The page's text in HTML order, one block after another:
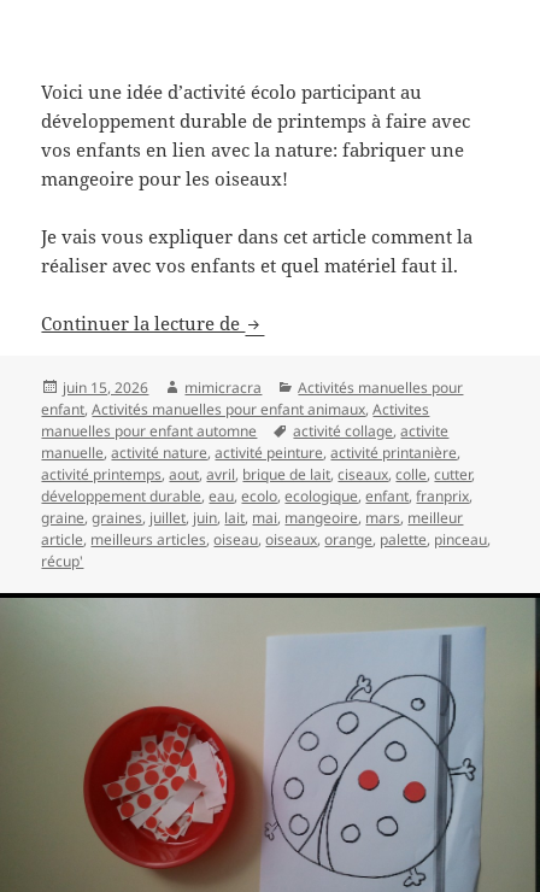
Voici une idée d’activité écolo participant au
développement durable de printemps à faire avec
vos enfants en lien avec la nature: fabriquer une
mangeoire pour les oiseaux!
Je vais vous expliquer dans cet article comment la
réaliser avec vos enfants et quel matériel faut il.
Continuer la lecture de Fabriquer une mangeoire
Publié
le
juin 15, 2026 Auteur
mimicracra Catégories
Activités manuelles pour
enfant,Activités manuelles pour enfant animaux,Activites
manuelles pour enfant automne
Mots-
clés
activité collage,activite
manuelle,activité nature,activité peinture,activité printanière,
activité printemps,aout,avril, brique de lait,ciseaux,colle,cutter,
développement durable,eau,ecolo,ecologique,enfant,franprix,
graine,graines, juillet, juin, lait, mai, mangeoire, mars, meilleur
article, meilleurs articles,oiseau,oiseaux,orange, palette, pinceau,
récup'